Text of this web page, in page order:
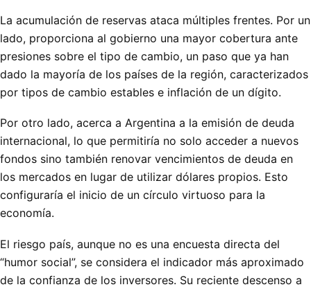
La acumulación de reservas ataca múltiples frentes. Por un
lado, proporciona al gobierno una mayor cobertura ante
presiones sobre el tipo de cambio, un paso que ya han
dado la mayoría de los países de la región, caracterizados
por tipos de cambio estables e inflación de un dígito.
Por otro lado, acerca a Argentina a la emisión de deuda
internacional, lo que permitiría no solo acceder a nuevos
fondos sino también renovar vencimientos de deuda en
los mercados en lugar de utilizar dólares propios. Esto
configuraría el inicio de un círculo virtuoso para la
economía.
El riesgo país, aunque no es una encuesta directa del
“humor social”, se considera el indicador más aproximado
de la confianza de los inversores. Su reciente descenso a